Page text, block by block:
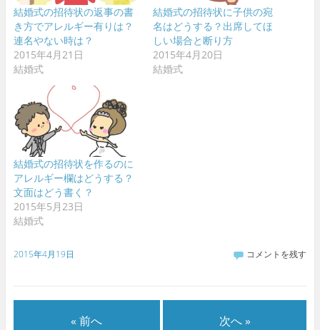
結婚式の招待状の返事の書
き方でアレルギー有りは？
連名やない時は？
2015年4月21日
結婚式
結婚式の招待状に子供の宛
名はどうする？出席してほ
しい場合と断り方
2015年4月20日
結婚式
結婚式の招待状を作るのに
アレルギー欄はどうする？
文面はどう書く？
2015年5月23日
結婚式
2015年4月19日 コメントを残す
« 前へ 次へ »